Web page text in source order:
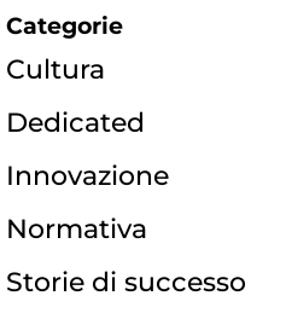
Categorie
Cultura
Dedicated
Innovazione
Normativa
Storie di successo